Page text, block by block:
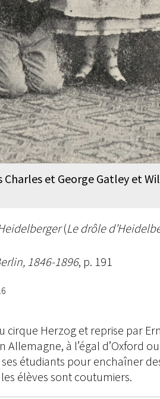
Charles et George Gatley et
(Le drôle
1846-1896, p. 191
Herzog et reprise par
à l’égal d’Oxford
étudiants pour enchaîner
élèves sont coutumiers.